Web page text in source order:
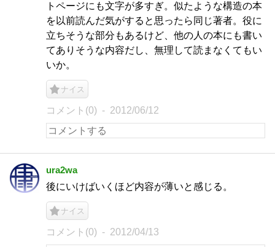
トページにも文字が多すぎ。似たような構造の本
を以前読んだ気がすると思ったら同じ著者。役に
立ちそうな部分もあるけど、他の人の本にも書い
てありそうな内容だし、無理して読まなくてもい
いか。
ナイス
コメント(0) 2012/06/12
ura2wa
後にいけばいくほど内容が薄いと感じる。
ナイス
コメント(0) 2012/04/13